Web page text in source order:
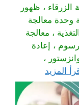
، ظهور
وحدة معالجة
، معالجة
، إعادة
،
المزيد